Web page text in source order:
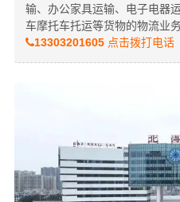
输、办公家具运输、电子电器
车摩托车托运等货物的物流业务
13303201605点击拨打电话